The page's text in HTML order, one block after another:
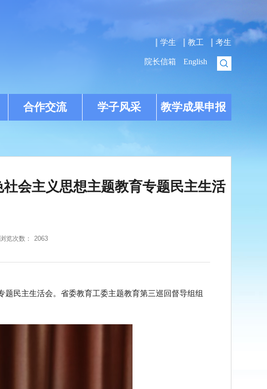
学生 教工 考生
院长信箱 English
合作交流 学子风采 教学成果申报
会主义思想主题教育专题民主生活
浏览次数： 2063
民主生活会。省委教育工委主题教育第三巡回督导组组